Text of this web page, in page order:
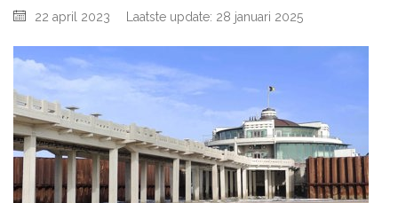
22 april 2023 Laatste update: 28 januari 2025